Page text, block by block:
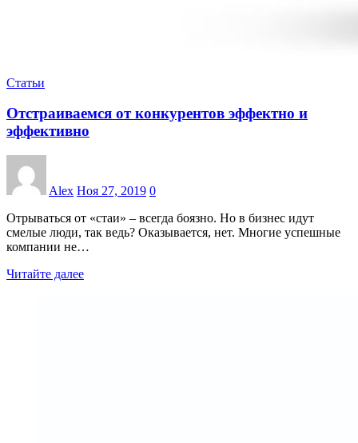
Статьи
Отстраиваемся от конкурентов эффектно и
эффективно
Alex Ноя 27, 2019 0
Отрываться от «стаи» – всегда боязно. Но в бизнес идут
смелые люди, так ведь? Оказывается, нет. Многие успешные
компании не…
Читайте далее